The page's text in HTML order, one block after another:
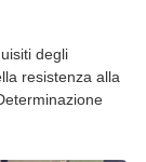
degli
resistenza alla